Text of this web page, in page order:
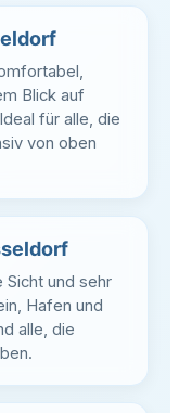
Blick auf
für alle, die
von oben
Sicht und sehr
Hafen und
alle, die